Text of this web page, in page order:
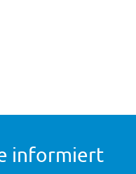
informiert